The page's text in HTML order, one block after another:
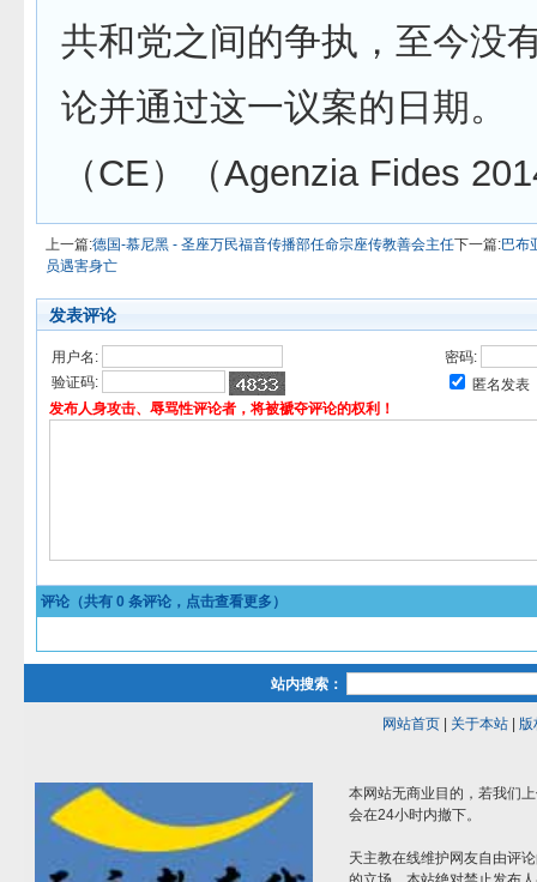
共和党之间的争执，至今没
论并通过这一议案的日期。
（CE）（Agenzia Fides
上一篇:德国-慕尼黑 - 圣座万民福音传播部任命宗座传教善会主任下一篇:巴布
员遇害身亡
发表评论
用户名:
密码:
验证码:
匿名发表
发布人身攻击、辱骂性评论者，将被褫夺评论的权利！
评论（共有 0 条评论，点击查看更多）
站内搜索：
网站首页| 关于本站| 版
本网站无商业目的，若我们
会在24小时内撤下。
天主教在线维护网友自由评